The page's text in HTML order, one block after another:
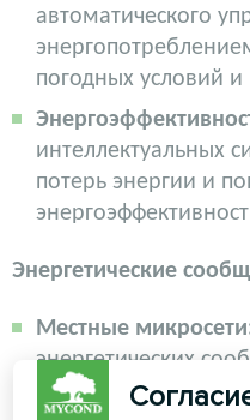
автоматического
погодных условий
интеллектуальных
потерь энергии и
Энергетические
Местные
энергетических
отдельные